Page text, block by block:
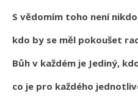
S vědomím toho není
kdo by se měl pokoušet
Bůh v každém je Jediný,
co je pro každého